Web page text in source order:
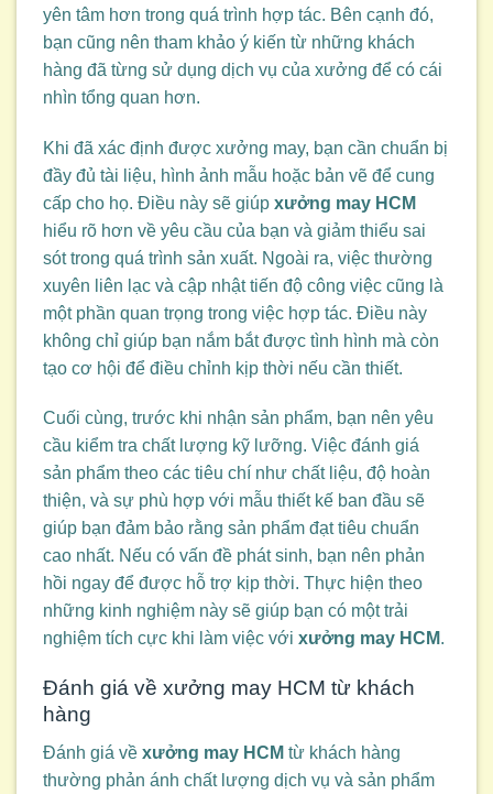
yên tâm hơn trong quá trình hợp tác. Bên cạnh đó,
bạn cũng nên tham khảo ý kiến từ những khách
hàng đã từng sử dụng dịch vụ của xưởng để có cái
nhìn tổng quan hơn.
Khi đã xác định được xưởng may, bạn cần chuẩn bị
đầy đủ tài liệu, hình ảnh mẫu hoặc bản vẽ để cung
cấp cho họ. Điều này sẽ giúp xưởng may HCM
hiểu rõ hơn về yêu cầu của bạn và giảm thiểu sai
sót trong quá trình sản xuất. Ngoài ra, việc thường
xuyên liên lạc và cập nhật tiến độ công việc cũng là
một phần quan trọng trong việc hợp tác. Điều này
không chỉ giúp bạn nắm bắt được tình hình mà còn
tạo cơ hội để điều chỉnh kịp thời nếu cần thiết.
Cuối cùng, trước khi nhận sản phẩm, bạn nên yêu
cầu kiểm tra chất lượng kỹ lưỡng. Việc đánh giá
sản phẩm theo các tiêu chí như chất liệu, độ hoàn
thiện, và sự phù hợp với mẫu thiết kế ban đầu sẽ
giúp bạn đảm bảo rằng sản phẩm đạt tiêu chuẩn
cao nhất. Nếu có vấn đề phát sinh, bạn nên phản
hồi ngay để được hỗ trợ kịp thời. Thực hiện theo
những kinh nghiệm này sẽ giúp bạn có một trải
nghiệm tích cực khi làm việc với xưởng may HCM.
Đánh giá về xưởng may HCM từ khách
hàng
Đánh giá về xưởng may HCM từ khách hàng
thường phản ánh chất lượng dịch vụ và sản phẩm